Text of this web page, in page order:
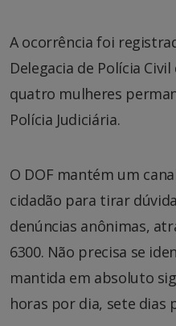
A ocorrência foi
Delegacia de Polícia
quatro mulheres
Polícia Judiciária.
O DOF mantém um
cidadão para tirar
denúncias anônimas,
6300. Não precisa se
mantida em absoluto
horas por dia, sete dias